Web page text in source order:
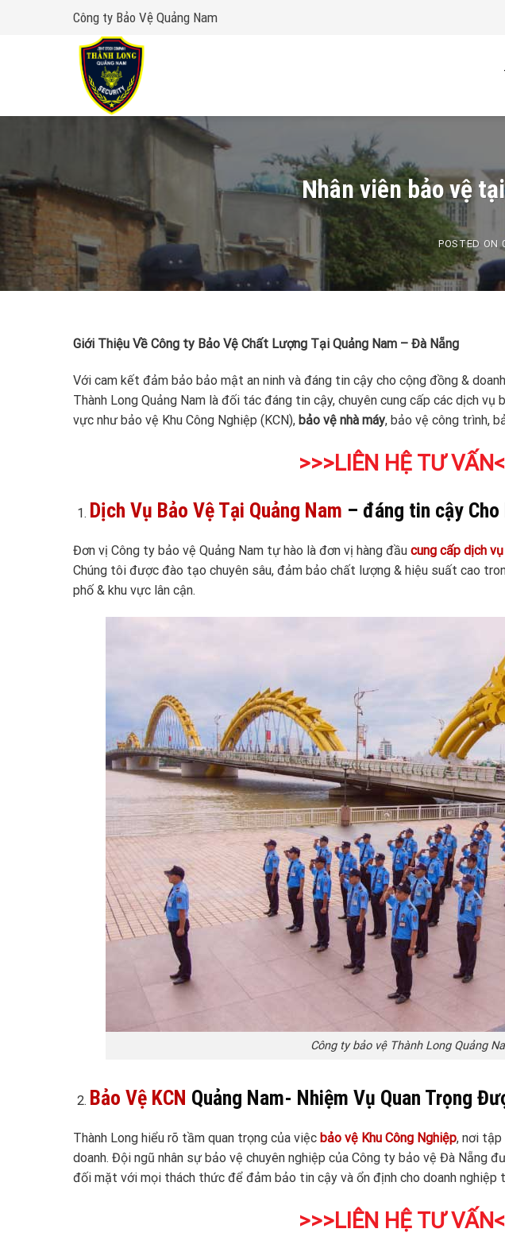
Công ty Bảo Vệ Quảng Nam
Nhân viên bảo vệ
POSTED ON
Giới Thiệu Về Công ty Bảo Vệ Chất Lượng Tại Quảng Nam – Đà Nẵng
Với cam kết đảm bảo bảo mật an ninh và đáng tin cậy cho cộng đồng &
Thành Long Quảng Nam là đối tác đáng tin cậy, chuyên cung cấp các dịch
vực như bảo vệ Khu Công Nghiệp (KCN), bảo vệ nhà máy, bảo vệ công trình,
>>>LIÊN HỆ TƯ
Dịch Vụ Bảo Vệ Tại Quảng Nam – đáng tin cậy Cho
Đơn vị Công ty bảo vệ Quảng Nam tự hào là đơn vị hàng đầu cung cấp dịch
Chúng tôi được đào tạo chuyên sâu, đảm bảo chất lượng & hiệu suất cao
phố & khu vực lân cận.
Công ty bảo vệ Thành Long Quảng
Bảo Vệ KCN Quảng Nam- Nhiệm Vụ Quan Trọng
Thành Long hiểu rõ tầm quan trọng của việc bảo vệ Khu Công Nghiệp, nơi tập
doanh. Đội ngũ nhân sự bảo vệ chuyên nghiệp của Công ty bảo vệ Đà Nẵng
đối mặt với mọi thách thức để đảm bảo tin cậy và ổn định cho doanh nghiệp
>>>LIÊN HỆ TƯ